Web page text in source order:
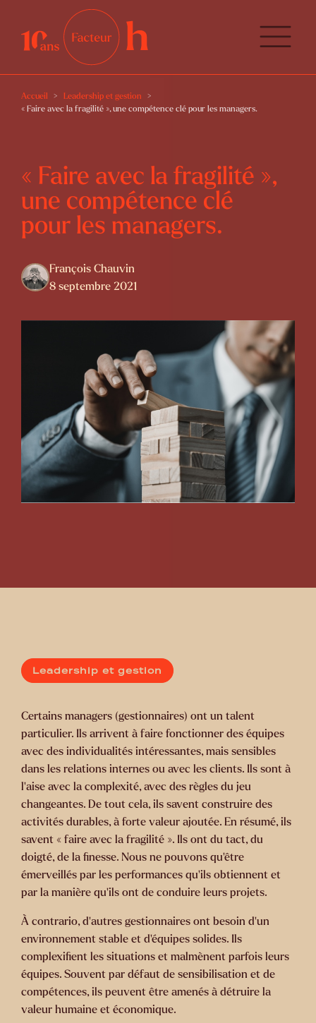
Accueil
Leadership et gestion
« Faire avec la fragilité », une compétence clé pour les managers.
« Faire avec la fragilité »,
une compétence clé
pour les managers.
François Chauvin
8 septembre 2021
Leadership et gestion
Certains managers (gestionnaires) ont un talent
particulier. Ils arrivent à faire fonctionner des équipes
avec des individualités intéressantes, mais sensibles
dans les relations internes ou avec les clients. Ils sont à
l’aise avec la complexité, avec des règles du jeu
changeantes. De tout cela, ils savent construire des
activités durables, à forte valeur ajoutée. En résumé, ils
savent « faire avec la fragilité ». Ils ont du tact, du
doigté, de la finesse. Nous ne pouvons qu’être
émerveillés par les performances qu’ils obtiennent et
par la manière qu’ils ont de conduire leurs projets.
À contrario, d’autres gestionnaires ont besoin d’un
environnement stable et d’équipes solides. Ils
complexifient les situations et malmènent parfois leurs
équipes. Souvent par défaut de sensibilisation et de
compétences, ils peuvent être amenés à détruire la
valeur humaine et économique.